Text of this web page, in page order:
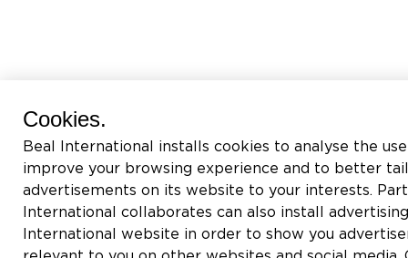
Cookies.
Beal International installs cookies to analyse the
improve your browsing experience and to better
advertisements on its website to your interests.
International collaborates can also install
International website in order to show you